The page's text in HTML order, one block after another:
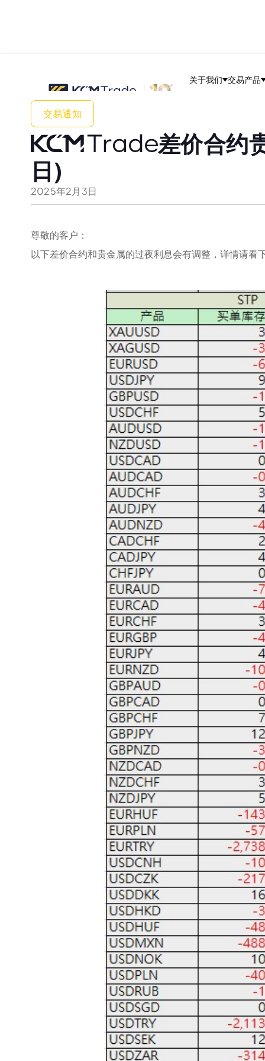
关于我们 交易产品
交易通知
差价合约
日)
2025年2月 3日
尊敬的客户：
以下差价合约和贵金属的过夜利息会有调整，详情请看